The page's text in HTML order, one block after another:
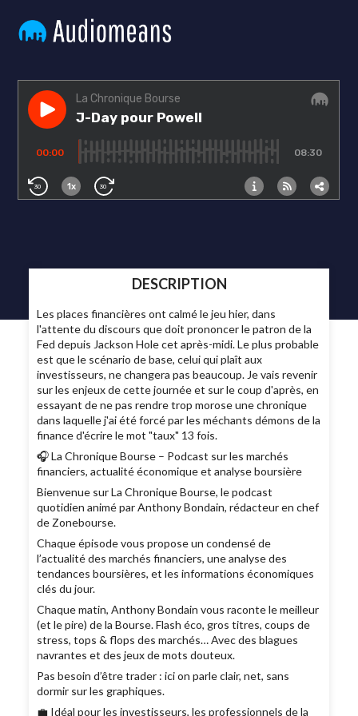
DESCRIPTION
Les places financières ont calmé le jeu hier, dans
l'attente du discours que doit prononcer le patron de la
Fed depuis Jackson Hole cet après-midi. Le plus probable
est que le scénario de base, celui qui plaît aux
investisseurs, ne changera pas beaucoup. Je vais revenir
sur les enjeux de cette journée et sur le coup d'après, en
essayant de ne pas rendre trop morose une chronique
dans laquelle j'ai été forcé par les méchants démons de la
finance d'écrire le mot "taux" 13 fois.
🎧 La Chronique Bourse – Podcast sur les marchés
financiers, actualité économique et analyse boursière
Bienvenue sur La Chronique Bourse, le podcast
quotidien animé par Anthony Bondain, rédacteur en chef
de Zonebourse.
Chaque épisode vous propose un condensé de
l’actualité des marchés financiers, une analyse des
tendances boursières, et les informations économiques
clés du jour.
Chaque matin, Anthony Bondain vous raconte le meilleur
(et le pire) de la Bourse. Flash éco, gros titres, coups de
stress, tops & flops des marchés… Avec des blagues
navrantes et des jeux de mots douteux.
Pas besoin d’être trader : ici on parle clair, net, sans
dormir sur les graphiques.
💼 Idéal pour les investisseurs, les professionnels de la